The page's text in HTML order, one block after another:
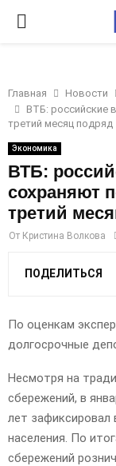
P
I
M
A
R
Y
M
N
U
Главная Новости
ВТБ: российские
третий месяц подряд
Экономика
ВТБ:
сохраняют
третий
От Кристина Волкова
ПОДЕЛИТЬСЯ
По оценкам
долгосрочные
Несмотря на
сбережений, в
лет зафиксировал
населения. По
сбережений